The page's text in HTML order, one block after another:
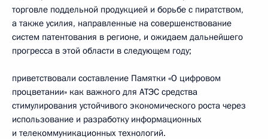
торговле поддельной продукцией и борьбе с пиратством,
а также усилия, направленные на совершенствование
систем патентования в регионе, и ожидаем дальнейшего
прогресса в этой области в следующем году;
приветствовали составление Памятки «О цифровом
процветании» как важного для АТЭС средства
стимулирования устойчивого экономического роста через
использование и разработку информационных
и телекоммуникационных технологий.